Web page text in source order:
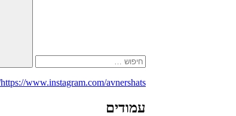
https://www.instagram.com/avnershats/
עמודים